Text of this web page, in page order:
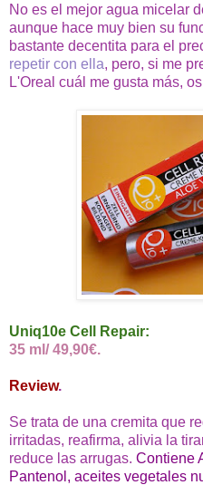
No es el mejor agua micelar
aunque hace muy bien su
bastante decentita para el
repetir con ella, pero, si me
L'Oreal cuál me gusta más,
Uniq10e Cell Repair:
35 ml/ 49,90€.
Review.
Se trata de una cremita que
irritadas, reafirma, alivia la
reduce las arrugas. Contiene
Pantenol, aceites vegetales